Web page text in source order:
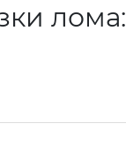
лома: